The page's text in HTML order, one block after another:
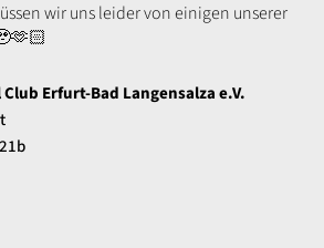
wir uns leider von einigen unserer
Erfurt-Bad Langensalza e.V.